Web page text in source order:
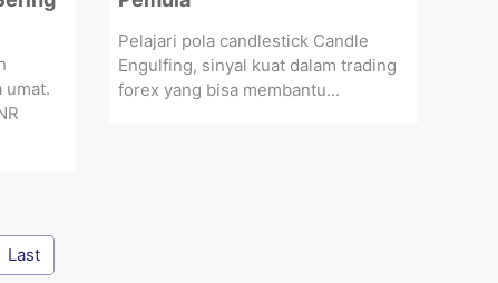
umat.
Pelajari pola candlestick Candle
Engulfing, sinyal kuat dalam trading
forex yang bisa membantu...
Last